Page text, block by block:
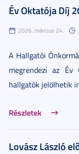
Év Oktatója Díj
2026. március 24.
A Hallgatói
megrendezi az Év
hallgatók jelölhetik
Részletek
Lovász László